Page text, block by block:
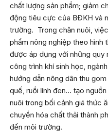
chất lượng sản phẩm; giảm
động tiêu cực của BĐKH và
trường. Trong chăn nuôi,
phẩm nông nghiệp theo hình
được áp dụng với những quy
công trình khí sinh học,
hướng dẫn nông dân thu
quế, ruồi lính đen… tạo
nuôi trong bối cảnh giá thức
chuyển hóa chất thải thành
đến môi trường.